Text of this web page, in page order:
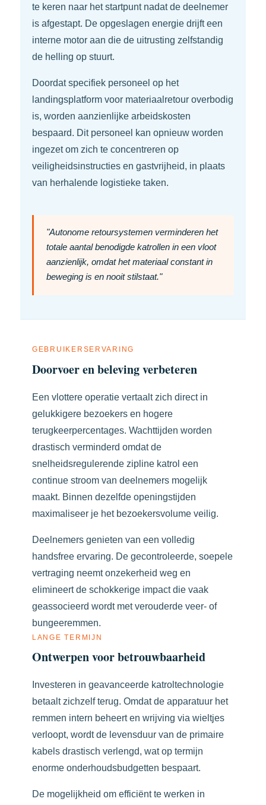
te keren naar het startpunt nadat de deelnemer
is afgestapt. De opgeslagen energie drijft een
interne motor aan die de uitrusting zelfstandig
de helling op stuurt.
Doordat specifiek personeel op het
landingsplatform voor materiaalretour overbodig
is, worden aanzienlijke arbeidskosten
bespaard. Dit personeel kan opnieuw worden
ingezet om zich te concentreren op
veiligheidsinstructies en gastvrijheid, in plaats
van herhalende logistieke taken.
"Autonome retoursystemen verminderen het
totale aantal benodigde katrollen in een vloot
aanzienlijk, omdat het materiaal constant in
beweging is en nooit stilstaat."
GEBRUIKERSERVARING
Doorvoer en beleving verbeteren
Een vlottere operatie vertaalt zich direct in
gelukkigere bezoekers en hogere
terugkeerpercentages. Wachttijden worden
drastisch verminderd omdat de
snelheidsregulerende zipline katrol een
continue stroom van deelnemers mogelijk
maakt. Binnen dezelfde openingstijden
maximaliseer je het bezoekersvolume veilig.
Deelnemers genieten van een volledig
handsfree ervaring. De gecontroleerde, soepele
vertraging neemt onzekerheid weg en
elimineert de schokkerige impact die vaak
geassocieerd wordt met verouderde veer- of
bungeeremmen.
LANGE TERMIJN
Ontwerpen voor betrouwbaarheid
Investeren in geavanceerde katroltechnologie
betaalt zichzelf terug. Omdat de apparatuur het
remmen intern beheert en wrijving via wieltjes
verloopt, wordt de levensduur van de primaire
kabels drastisch verlengd, wat op termijn
enorme onderhoudsbudgetten bespaart.
De mogelijkheid om efficiënt te werken in